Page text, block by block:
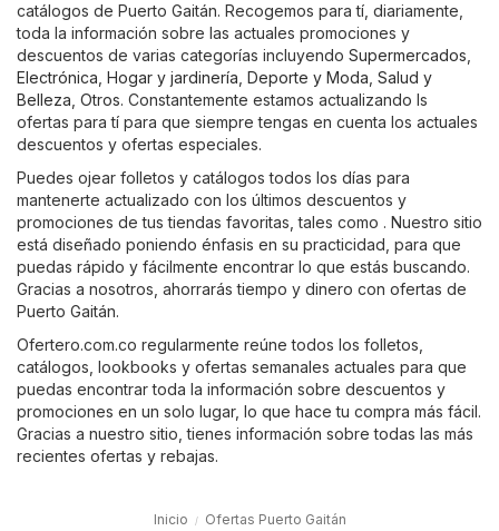
catálogos de Puerto Gaitán. Recogemos para tí, diariamente,
toda la información sobre las actuales promociones y
descuentos de varias categorías incluyendo Supermercados
Electrónica Hogar y jardinería Deporte y Moda Salud y
Belleza Otros. Constantemente estamos actualizando ls
ofertas para tí para que siempre tengas en cuenta los actuales
descuentos y ofertas especiales.
Puedes ojear folletos y catálogos todos los días para
mantenerte actualizado con los últimos descuentos y
promociones de tus tiendas favoritas, tales como . Nuestro sitio
está diseñado poniendo énfasis en su practicidad, para que
puedas rápido y fácilmente encontrar lo que estás buscando.
Gracias a nosotros, ahorrarás tiempo y dinero con ofertas de
Puerto Gaitán.
Ofertero.com.co regularmente reúne todos los folletos,
catálogos, lookbooks y ofertas semanales actuales para que
puedas encontrar toda la información sobre descuentos y
promociones en un solo lugar, lo que hace tu compra más fácil.
Gracias a nuestro sitio, tienes información sobre todas las más
recientes ofertas y rebajas.
Inicio Ofertas Puerto Gaitán